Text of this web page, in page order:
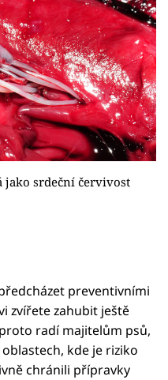
jako srdeční červivost
preventivními
zvířete zahubit ještě
radí majitelům psů,
kde je riziko
chránili přípravky